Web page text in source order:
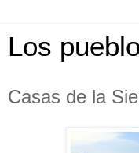
Los
Casas de la